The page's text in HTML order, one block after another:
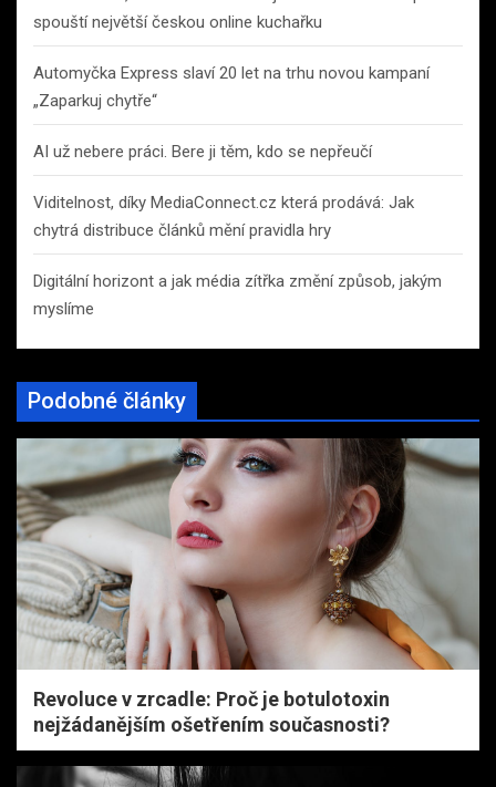
spouští největší českou online kuchařku
Automyčka Express slaví 20 let na trhu novou kampaní
„Zaparkuj chytře“
AI už nebere práci. Bere ji těm, kdo se nepřeučí
Viditelnost, díky MediaConnect.cz která prodává: Jak
chytrá distribuce článků mění pravidla hry
Digitální horizont a jak média zítřka změní způsob, jakým
myslíme
Podobné články
Revoluce v zrcadle: Proč je botulotoxin
nejžádanějším ošetřením současnosti?